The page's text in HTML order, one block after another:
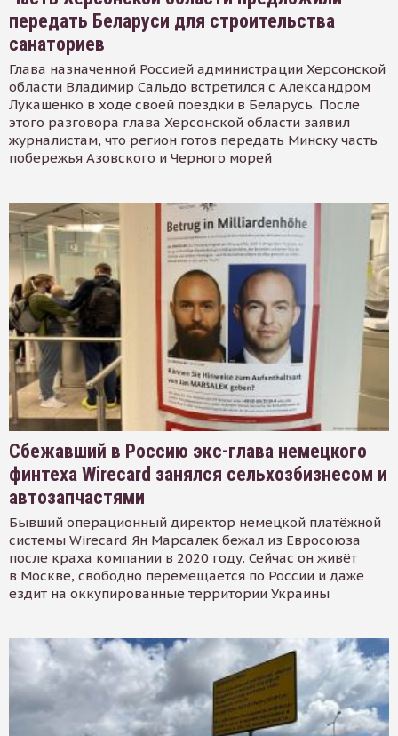
передать Беларуси для строительства
санаториев
Глава назначенной Россией администрации Херсонской
области Владимир Сальдо встретился с Александром
Лукашенко в ходе своей поездки в Беларусь. После
этого разговора глава Херсонской области заявил
журналистам, что регион готов передать Минску часть
побережья Азовского и Черного морей
Сбежавший в Россию экс-глава немецкого
финтеха Wirecard занялся сельхозбизнесом и
автозапчастями
Бывший операционный директор немецкой платёжной
системы Wirecard Ян Марсалек бежал из Евросоюза
после краха компании в 2020 году. Сейчас он живёт
в Москве, свободно перемещается по России и даже
ездит на оккупированные территории Украины